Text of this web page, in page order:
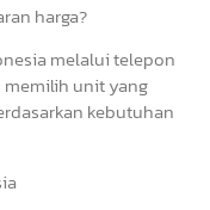
harga?
melalui telepon
memilih unit yang
kebutuhan